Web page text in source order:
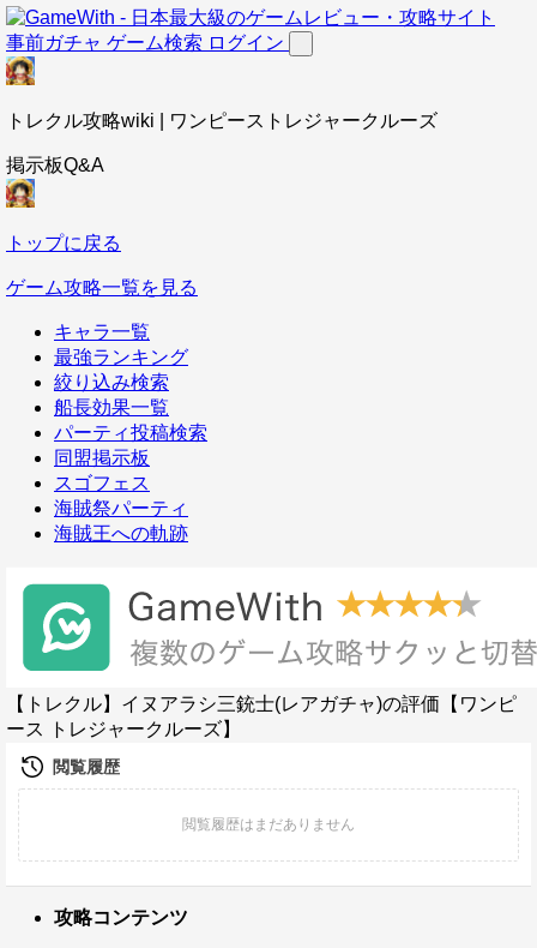
事前ガチャ ゲーム検索 ログイン
トレクル攻略wiki | ワンピーストレジャークルーズ
掲示板Q&A
トップに戻る
ゲーム攻略一覧を見る
キャラ一覧
最強ランキング
絞り込み検索
船長効果一覧
パーティ投稿検索
同盟掲示板
スゴフェス
海賊祭パーティ
海賊王への軌跡
【トレクル】イヌアラシ三銃士(レアガチャ)の評価【ワンピ
ース トレジャークルーズ】
攻略コンテンツ